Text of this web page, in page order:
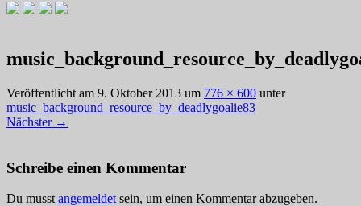
Willkommen zu Christians How
Veröffentlicht am 9. Oktober 2013 um 776 × 600 unter
music_background_resource_by_deadlygoalie83
Nächster →
Schreibe einen Kommentar
Du musst angemeldet sein, um einen Kommentar abzugeben.